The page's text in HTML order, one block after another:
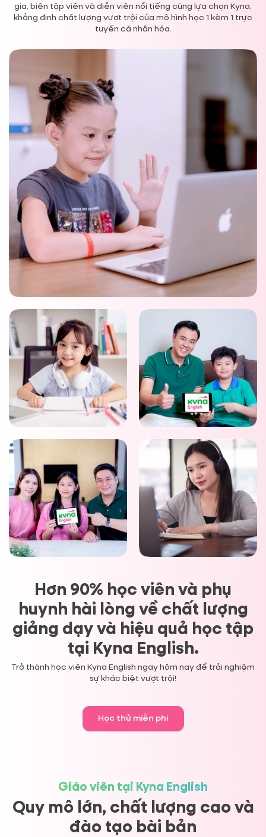
Chỉ từ 520K/tháng (trẻ em) - 800K/tháng (người
Hỗ trợ bảo lưu, trả góp 0%.
gia, biên tập viên và diễn viên nổi tiếng cũng lựa chọn Kyna,
khẳng định chất lượng vượt trội của mô hình học 1 kèm 1 trực
tuyến cá nhân hóa.
Hơn 90% học viên và phụ
huynh hài lòng về chất lượng
giảng dạy và hiệu quả học tập
tại Kyna English.
Trở thành học viên Kyna English ngay hôm nay để trải nghiệm
sự khác biệt vượt trội!
Học thử miễn phí
Giáo viên tại Kyna English
Quy mô lớn, chất lượng cao và
đào tạo bài bản